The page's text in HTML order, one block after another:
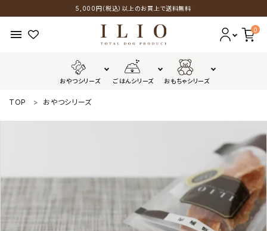
5,000円（税込）以上のお買上で送料無料
menu 0
おやつシリーズ ごはんシリーズ おもちゃシリーズ
おやつシリーズ
GUIDELINES
TOP おやつシリーズ